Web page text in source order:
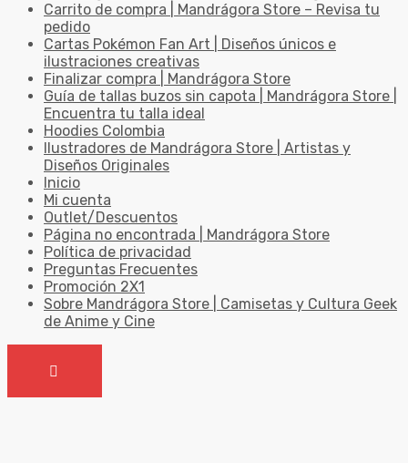
Carrito de compra | Mandrágora Store – Revisa tu
pedido
Cartas Pokémon Fan Art | Diseños únicos e
ilustraciones creativas
Finalizar compra | Mandrágora Store
Guía de tallas buzos sin capota | Mandrágora Store |
Encuentra tu talla ideal
Hoodies Colombia
Ilustradores de Mandrágora Store | Artistas y
Diseños Originales
Inicio
Mi cuenta
Outlet/Descuentos
Página no encontrada | Mandrágora Store
Política de privacidad
Preguntas Frecuentes
Promoción 2X1
Sobre Mandrágora Store | Camisetas y Cultura Geek
de Anime y Cine